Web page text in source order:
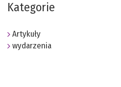
Kategorie
Artykuły
wydarzenia